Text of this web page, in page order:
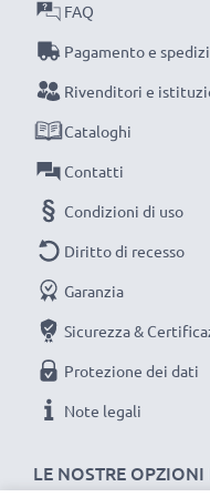
Materiale:
Lunghezza:
★ 3 anni di garanzia ★
Noi della subtel
durata di 3 anni.
LE NOSTRE
FAQ
Pagamento e
Rivenditori e
Cataloghi
Contatti
Condizioni di uso
Diritto di recesso
Garanzia
Sicurezza &
Protezione dei dati
Note legali